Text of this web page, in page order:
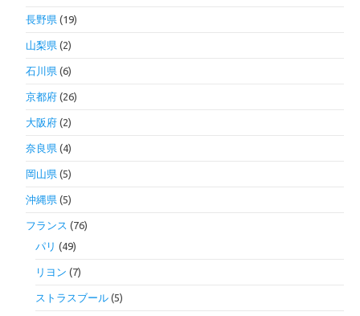
長野県 (19)
山梨県 (2)
石川県 (6)
京都府 (26)
大阪府 (2)
奈良県 (4)
岡山県 (5)
沖縄県 (5)
フランス (76)
パリ (49)
リヨン (7)
ストラスブール (5)